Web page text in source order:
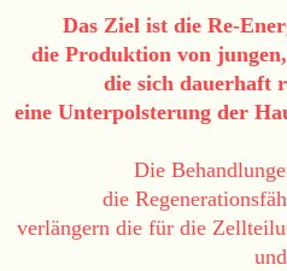
Das Ziel ist die Re-
die Produktion von
die sich dauerhaft
eine Unterpolsterung der
Die
die
verlängern die für die
und